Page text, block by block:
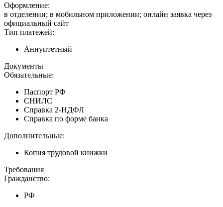
Оформление:
в отделении; в мобильном приложении; онлайн заявка через
официальный сайт
Тип платежей:
Аннуитетный
Документы
Обязательные:
Паспорт РФ
СНИЛС
Справка 2-НДФЛ
Справка по форме банка
Дополнительные:
Копия трудовой книжки
Требования
Гражданство:
РФ